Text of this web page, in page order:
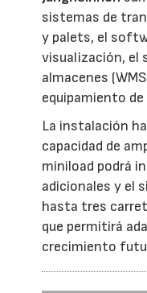
sistemas de
y palets, el
visualización, el
almacenes
equipamiento
La instalación
capacidad de
miniload podrá
adicionales y el
hasta tres
que permitirá
crecimiento